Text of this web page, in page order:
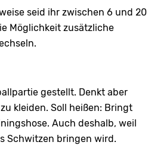
seid ihr zwischen 6 und 20
Möglichkeit zusätzliche
gestellt. Denkt aber
kleiden. Soll heißen: Bringt
Auch deshalb, weil
Schwitzen bringen wird.